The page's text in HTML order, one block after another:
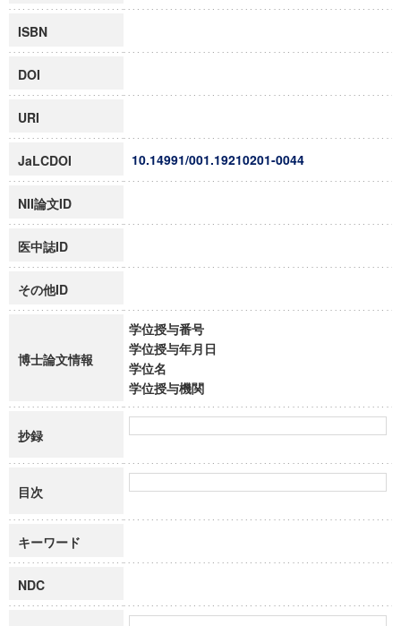
ISBN
DOI
URI
JaLCDOI 10.14991/001.19210201-0044
NII論文ID
医中誌ID
その他ID
博士論文情報
学位授与番号
学位授与年月日
学位名
学位授与機関
抄録
目次
キーワード
NDC